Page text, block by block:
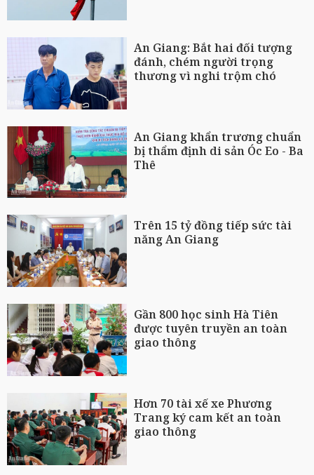
An Giang: Bắt hai đối tượng
đánh, chém người trọng
thương vì nghi trộm chó
An Giang khẩn trương chuẩn
bị thẩm định di sản Óc Eo - Ba
Thê
Trên 15 tỷ đồng tiếp sức tài
năng An Giang
Gần 800 học sinh Hà Tiên
được tuyên truyền an toàn
giao thông
Hơn 70 tài xế xe Phương
Trang ký cam kết an toàn
giao thông